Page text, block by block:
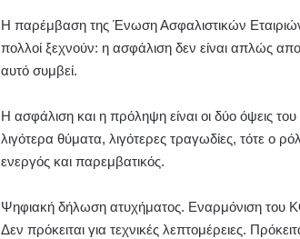
Η παρέμβαση τηςΈνωση Ασφαλιστικών
πολλοί ξεχνούν: η ασφάλιση δεν είναι απλώς
αυτό συμβεί.
Η ασφάλιση και η πρόληψη είναι οι δύο όψεις
λιγότερα θύματα, λιγότερες τραγωδίες, τότε ο
ενεργός και παρεμβατικός.
Ψηφιακή δήλωση ατυχήματος. Εναρμόνιση του
Δεν πρόκειται για τεχνικές λεπτομέρειες.